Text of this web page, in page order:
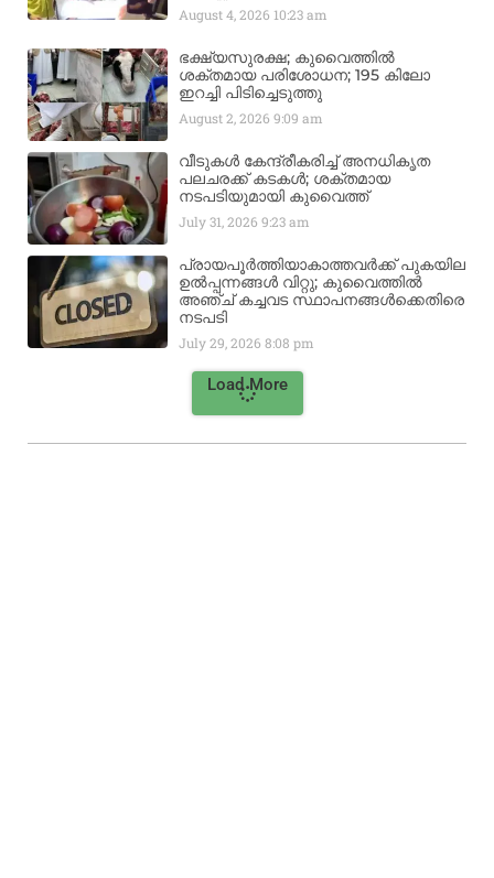
August 4, 2026 10:23 am
ഭക്ഷ്യസുരക്ഷ; കുവൈത്തിൽ
ശക്തമായ പരിശോധന; 195 കിലോ
ഇറച്ചി പിടിച്ചെടുത്തു
August 2, 20269:09 am
വീടുകൾ കേന്ദ്രീകരിച്ച് അനധികൃത
പലചരക്ക് കടകൾ; ശക്തമായ
നടപടിയുമായി കുവൈത്ത്
July 31, 20269:23 am
പ്രായപൂർത്തിയാകാത്തവർക്ക് പുകയില
ഉൽപ്പന്നങ്ങൾ വിറ്റു; കുവൈത്തിൽ
അഞ്ച് കച്ചവട സ്ഥാപനങ്ങൾക്കെതിരെ
നടപടി
July 29, 20268:08 pm
Load More